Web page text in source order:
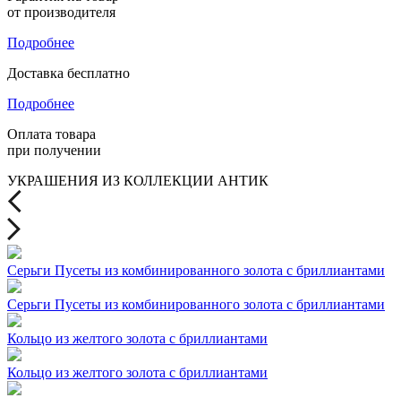
от производителя
Подробнее
Доставка бесплатно
Подробнее
Оплата товара
при получении
УКРАШЕНИЯ ИЗ КОЛЛЕКЦИИ АНТИК
Серьги Пусеты из комбинированного золота с бриллиантами
Серьги Пусеты из комбинированного золота с бриллиантами
Кольцо из желтого золота с бриллиантами
Кольцо из желтого золота с бриллиантами